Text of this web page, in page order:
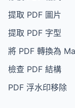
提取 PDF 圖片
提取 PDF 字型
將 PDF 轉換為
檢查 PDF 結構
PDF 浮水印移除